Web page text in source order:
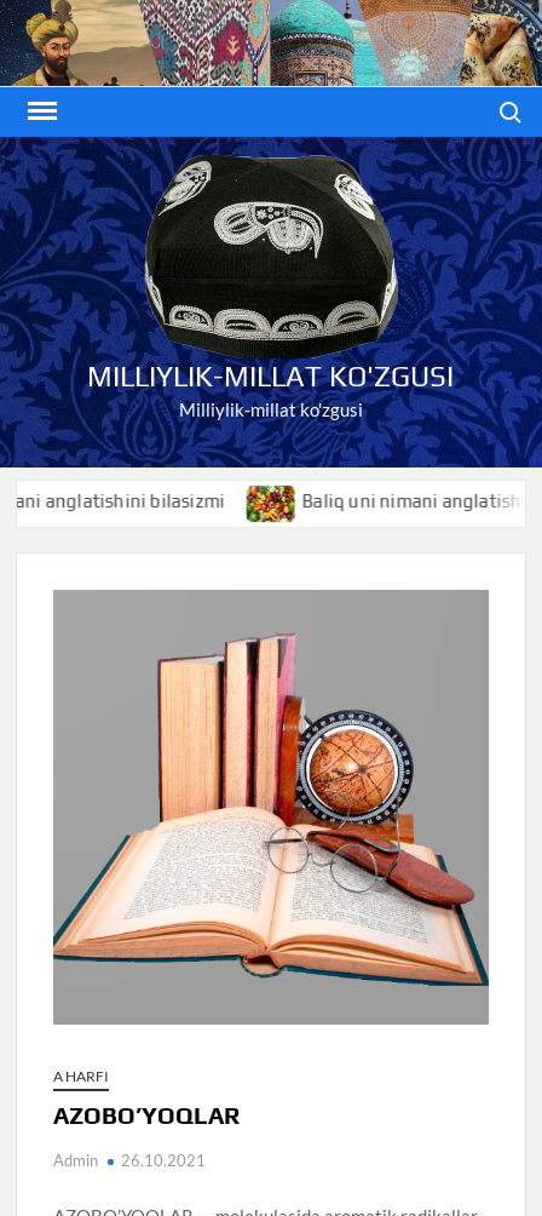
Skip
to
content
MILLIYLIK-MILLAT KO'ZGUSI
Milliylik-millat ko'zgusi
bilasizmi Baliq uni nimani anglatishini
A HARFI
AZOBO’YOQLAR
Admin 26.10.2021